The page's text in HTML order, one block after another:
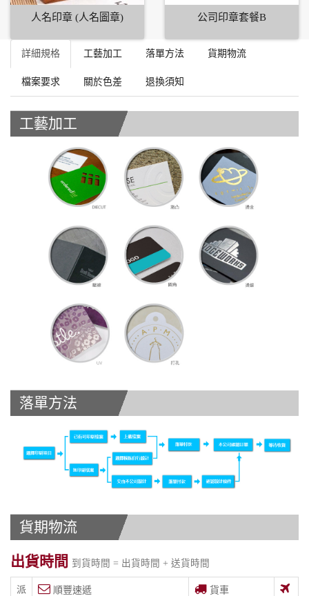
人名印章 (人名圖章) 公司印章套餐B
詳細規格 工藝加工 落單方法 貨期物流
檔案要求 關於色差 退換須知
工藝加工
落單方法
貨期物流
出貨時間 到貨時間 = 出貨時間 + 送貨時間
派
順豐速遞
貨車